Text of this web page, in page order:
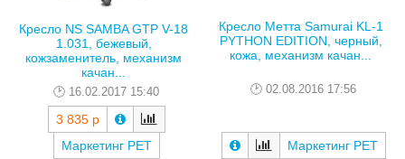
Кресло NS SAMBA GTP V-18
1.031, бежевый,
кожзаменитель, механизм
качан...
16.02.2017 15:40
3 835 р
Маркетинг РЕТ
Кресло Метта Samurai KL-1
PYTHON EDITION, черный,
кожа, механизм качан...
02.08.2016 17:56
Маркетинг РЕТ